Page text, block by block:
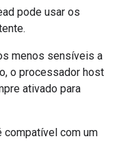
pode usar os
menos sensíveis a
o processador host
ativado para
compatível com um